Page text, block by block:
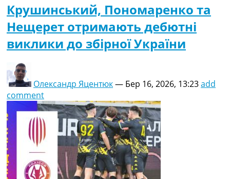
Крушинський, Пономаренко та
Нещерет отримають дебютні
виклики до збірної України
Олександр Яцентюк— Бер 16, 2026, 13:23add
comment